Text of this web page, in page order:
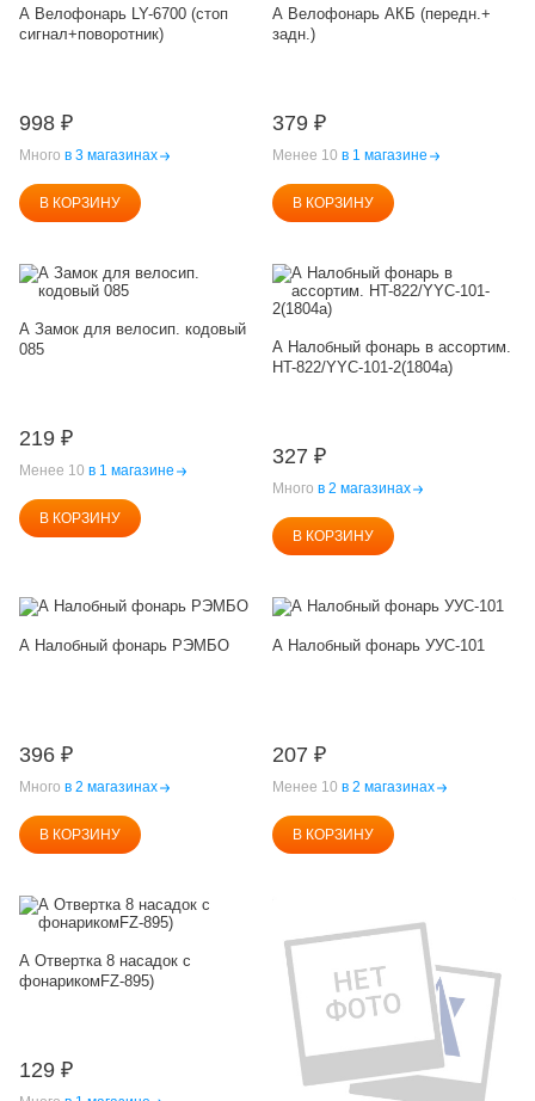
А Велофонарь LY-6700 (стоп
сигнал+поворотник)
998 ₽
Много в 3 магазинах
В КОРЗИНУ
А Велофонарь АКБ (передн.+
задн.)
379 ₽
Менее 10 в 1 магазине
В КОРЗИНУ
А Замок для велосип. кодовый
085
219 ₽
Менее 10 в 1 магазине
В КОРЗИНУ
А Налобный фонарь в ассортим.
HT-822/YYC-101-2(1804a)
327 ₽
Много в 2 магазинах
В КОРЗИНУ
А Налобный фонарь РЭМБО
396 ₽
Много в 2 магазинах
В КОРЗИНУ
А Налобный фонарь УУС-101
207 ₽
Менее 10 в 2 магазинах
В КОРЗИНУ
А Отвертка 8 насадок с
фонарикомFZ-895)
129 ₽